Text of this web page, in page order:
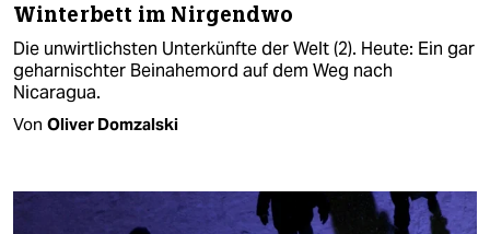
Winterbett im Nirgendwo
Die unwirtlichsten Unterkünfte der Welt (2). Heute: Ein gar
geharnischter Beinahemord auf dem Weg nach
Nicaragua.
Von Oliver Domzalski